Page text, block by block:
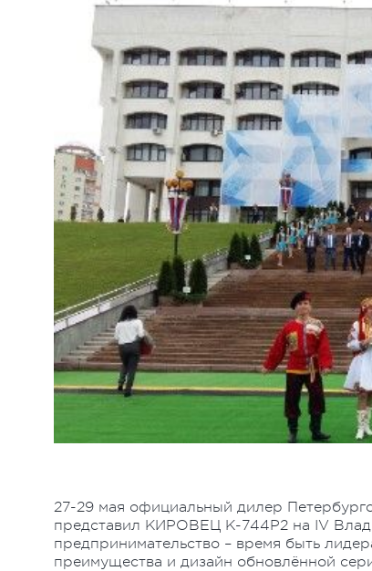
27-29 мая официальный дилер
представил КИРОВЕЦ К-744Р2 на IV
предпринимательство – время быть
преимущества и дизайн обновлённой